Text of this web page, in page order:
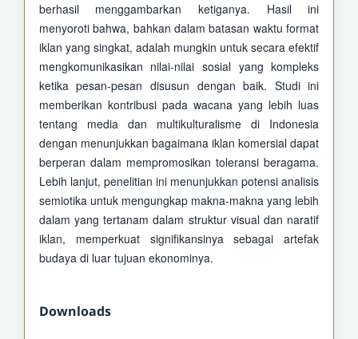
berhasil menggambarkan ketiganya. Hasil ini
menyoroti bahwa, bahkan dalam batasan waktu format
iklan yang singkat, adalah mungkin untuk secara efektif
mengkomunikasikan nilai-nilai sosial yang kompleks
ketika pesan-pesan disusun dengan baik. Studi ini
memberikan kontribusi pada wacana yang lebih luas
tentang media dan multikulturalisme di Indonesia
dengan menunjukkan bagaimana iklan komersial dapat
berperan dalam mempromosikan toleransi beragama.
Lebih lanjut, penelitian ini menunjukkan potensi analisis
semiotika untuk mengungkap makna-makna yang lebih
dalam yang tertanam dalam struktur visual dan naratif
iklan, memperkuat signifikansinya sebagai artefak
budaya di luar tujuan ekonominya.
Downloads